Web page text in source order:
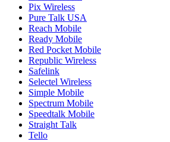
Pix Wireless
Pure Talk USA
Reach Mobile
Ready Mobile
Red Pocket Mobile
Republic Wireless
Safelink
Selectel Wireless
Simple Mobile
Spectrum Mobile
Speedtalk Mobile
Straight Talk
Tello